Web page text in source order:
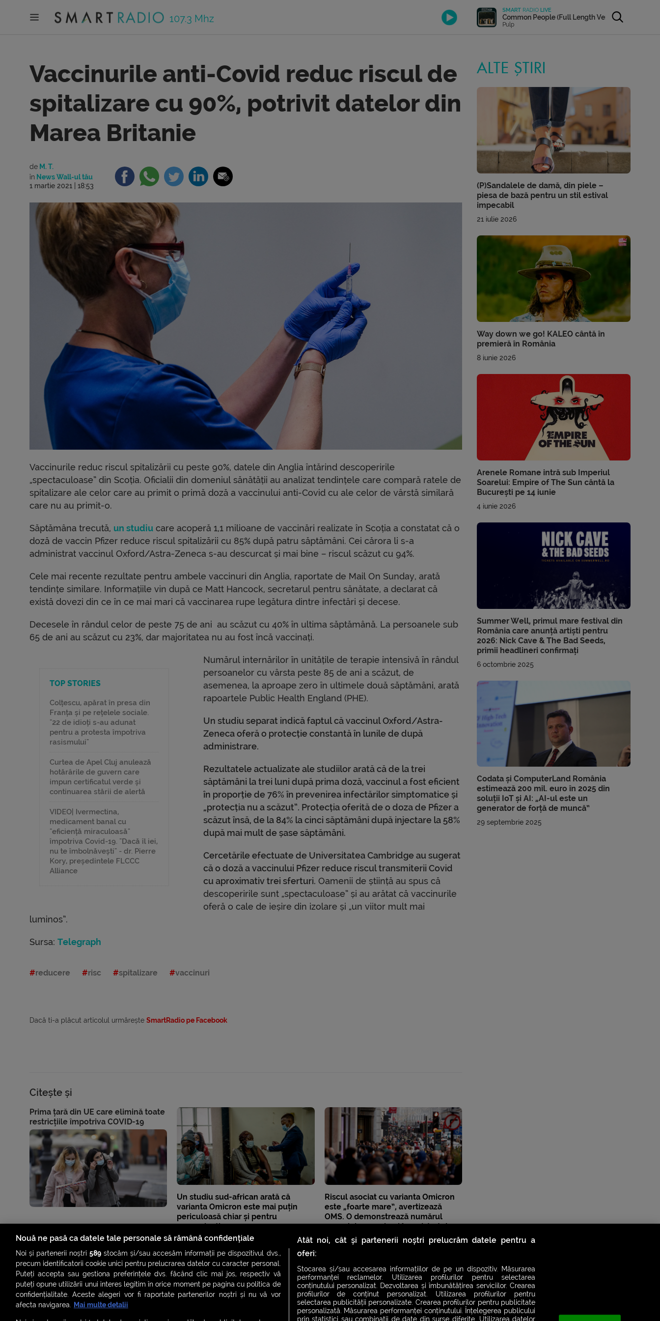
107.3 Mhz
SMART RADIO LIVE
Common People (Full Length Version)
Pulp
Vaccinurile anti-Covid reduc riscul de
spitalizare cu 90%, potrivit datelor din
Marea Britanie
de M. T.
în News Wall-ul tău
1 martie 2021 | 18:53
Vaccinurile reduc riscul spitalizării cu peste 90%, datele din Anglia întărind descoperirile
„spectaculoase” din Scoția. Oficialii din domeniul sănătății au analizat tendințele care compară ratele de
spitalizare ale celor care au primit o primă doză a vaccinului anti-Covid cu ale celor de vârstă similară
care nu au primit-o.
Săptămâna trecută, un studiu care acoperă 1,1 milioane de vaccinări realizate în Scoția a constatat că o
doză de vaccin Pfizer reduce riscul spitalizării cu 85% după patru săptămâni. Cei cărora li s-a
administrat vaccinul Oxford/Astra-Zeneca s-au descurcat și mai bine – riscul scăzut cu 94%.
Cele mai recente rezultate pentru ambele vaccinuri din Anglia, raportate de Mail On Sunday, arată
tendințe similare. Informațiile vin după ce Matt Hancock, secretarul pentru sănătate, a declarat că
există dovezi din ce în ce mai mari că vaccinarea rupe legătura dintre infectări și decese.
Decesele în rândul celor de peste 75 de ani au scăzut cu 40% în ultima săptămână. La persoanele sub
65 de ani au scăzut cu 23%, dar majoritatea nu au fost încă vaccinați.
TOP STORIES
Colțescu, apărat în presa din
Franța și pe rețelele sociale.
"22 de idioți s-au adunat
pentru a protesta împotriva
rasismului"
Curtea de Apel Cluj anulează
hotărârile de guvern care
impun certificatul verde și
continuarea stării de alertă
VIDEO| Ivermectina,
medicament banal cu
"eficiență miraculoasă"
împotriva Covid-19. "Dacă îl iei,
nu te îmbolnăvești" - dr. Pierre
Kory, președintele FLCCC
Alliance
Numărul internărilor în unitățile de terapie intensivă în rândul
persoanelor cu vârsta peste 85 de ani a scăzut, de
asemenea, la aproape zero în ultimele două săptămâni, arată
rapoartele Public Health England (PHE).
Un studiu separat indică faptul că vaccinul Oxford/Astra-
Zeneca oferă o protecție constantă în lunile de după
administrare.
Rezultatele actualizate ale studiilor arată că de la trei
săptămâni la trei luni după prima doză, vaccinul a fost eficient
în proporție de 76% în prevenirea infectărilor simptomatice și
„protecția nu a scăzut”. Protecția oferită de o doza de Pfizer a
scăzut însă, de la 84% la cinci săptămâni după injectare la 58%
după mai mult de șase săptămâni.
Cercetările efectuate de Universitatea Cambridge au sugerat
că o doză a vaccinului Pfizer reduce riscul transmiterii Covid
cu aproximativ trei sferturi. Oamenii de știință au spus că
descoperirile sunt „spectaculoase” și au arătat că vaccinurile
oferă o cale de ieșire din izolare și „un viitor mult mai
luminos”.
Sursa: Telegraph
reducere risc spitalizare vaccinuri
Dacă ti-a plăcut articolul urmărește SmartRadio pe Facebook
Citește și
Prima țară din UE care elimină toate
restricțiile împotriva COVID-19
Un studiu sud-african arată că
varianta Omicron este mai puțin
periculoasă chiar și pentru
nevaccinați
Riscul asociat cu varianta Omicron
este „foarte mare”, avertizează
OMS. O demonstrează numărul
record de cazuri noi înregistrat de
unele state
ALTE ȘTIRI
(P)Sandalele de damă, din piele –
piesa de bază pentru un stil estival
impecabil
21 iulie 2026
Way down we go! KALEO cântă în
premieră în România
8 iunie 2026
Arenele Romane intră sub Imperiul
Soarelui: Empire of The Sun cântă la
București pe 14 iunie
4 iunie 2026
Summer Well, primul mare festival din
România care anunță artiști pentru
2026: Nick Cave & The Bad Seeds,
primii headlineri confirmați
6 octombrie 2025
Codata și ComputerLand România
estimează 200 mil. euro în 2025 din
soluții IoT și AI: „AI-ul este un
generator de forță de muncă”
29 septembrie 2025
Nouă ne pasă ca datele tale personale să rămână confidențiale
Noi și partenerii noștri589 stocăm și/sau accesăm informații pe dispozitivul dvs.,
precum identificatorii cookie unici pentru prelucrarea datelor cu caracter personal.
Puteți accepta sau gestiona preferințele dvs. făcând clic mai jos, respectiv vă
puteți opune utilizării unui interes legitim în orice moment pe pagina cu politica de
confidențialitate. Aceste alegeri vor fi raportate partenerilor noștri și nu vă vor
afecta navigarea. Mai multe detalii
Atât noi, cât și partenerii noștri prelucrăm datele pentru a
oferi:
Stocarea și/sau accesarea informațiilor de pe un dispozitiv. Măsurarea
performanței reclamelor. Utilizarea profilurilor pentru selectarea
conținutului personalizat. Dezvoltarea și îmbunătățirea serviciilor. Crearea
profilurilor de conținut personalizat. Utilizarea profilurilor pentru
selectarea publicității personalizate. Crearea profilurilor pentru publicitate
personalizată. Măsurarea performanței conținutului. Înțelegerea publicului